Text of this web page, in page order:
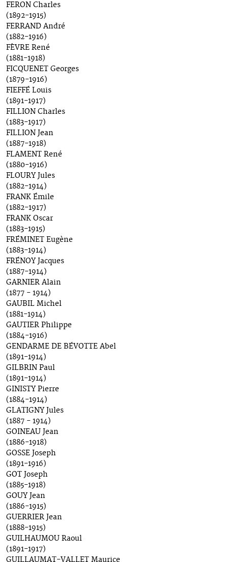
FERON Charles
(1892-1915)
FERRAND André
(1882-1916)
FÈVRE René
(1881-1918)
FICQUENET Georges
(1879-1916)
FIEFFÉ Louis
(1891-1917)
FILLION Charles
(1883-1917)
FILLION Jean
(1887-1918)
FLAMENT René
(1880-1916)
FLOURY Jules
(1882-1914)
FRANK Émile
(1882-1917)
FRANK Oscar
(1883-1915)
FRÉMINET Eugène
(1883-1914)
FRÉNOY Jacques
(1887-1914)
GARNIER Alain
(1877 - 1914)
GAUBIL Michel
(1881-1914)
GAUTIER Philippe
(1884-1916)
GENDARME DE BÉVOTTE Abel
(1891-1914)
GILBRIN Paul
(1891-1914)
GINISTY Pierre
(1884-1914)
GLATIGNY Jules
(1887 - 1914)
GOINEAU Jean
(1886-1918)
GOSSE Joseph
(1891-1916)
GOT Joseph
(1885-1918)
GOUY Jean
(1886-1915)
GUERRIER Jean
(1888-1915)
GUILHAUMOU Raoul
(1891-1917)
GUILLAUMAT-VALLET Maurice